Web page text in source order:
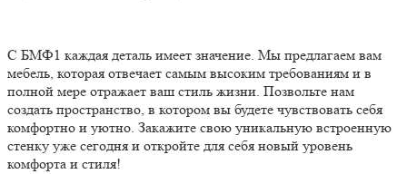
С БМФ1 каждая деталь имеет значение. Мы предлагаем вам
мебель, которая отвечает самым высоким требованиям и в
полной мере отражает ваш стиль жизни. Позвольте нам
создать пространство, в котором вы будете чувствовать себя
комфортно и уютно. Закажите свою уникальную встроенную
стенку уже сегодня и откройте для себя новый уровень
комфорта и стиля!